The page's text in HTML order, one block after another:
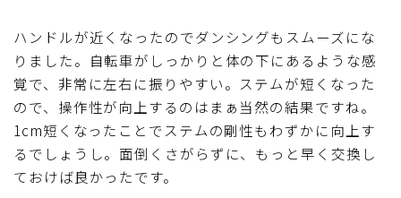
ハンドルが近くなったのでダンシングもスムーズにな
りました。自転車がしっかりと体の下にあるような感
覚で、非常に左右に振りやすい。ステムが短くなった
ので、操作性が向上するのはまぁ当然の結果ですね。
1cm短くなったことでステムの剛性もわずかに向上す
るでしょうし。面倒くさがらずに、もっと早く交換し
ておけば良かったです。